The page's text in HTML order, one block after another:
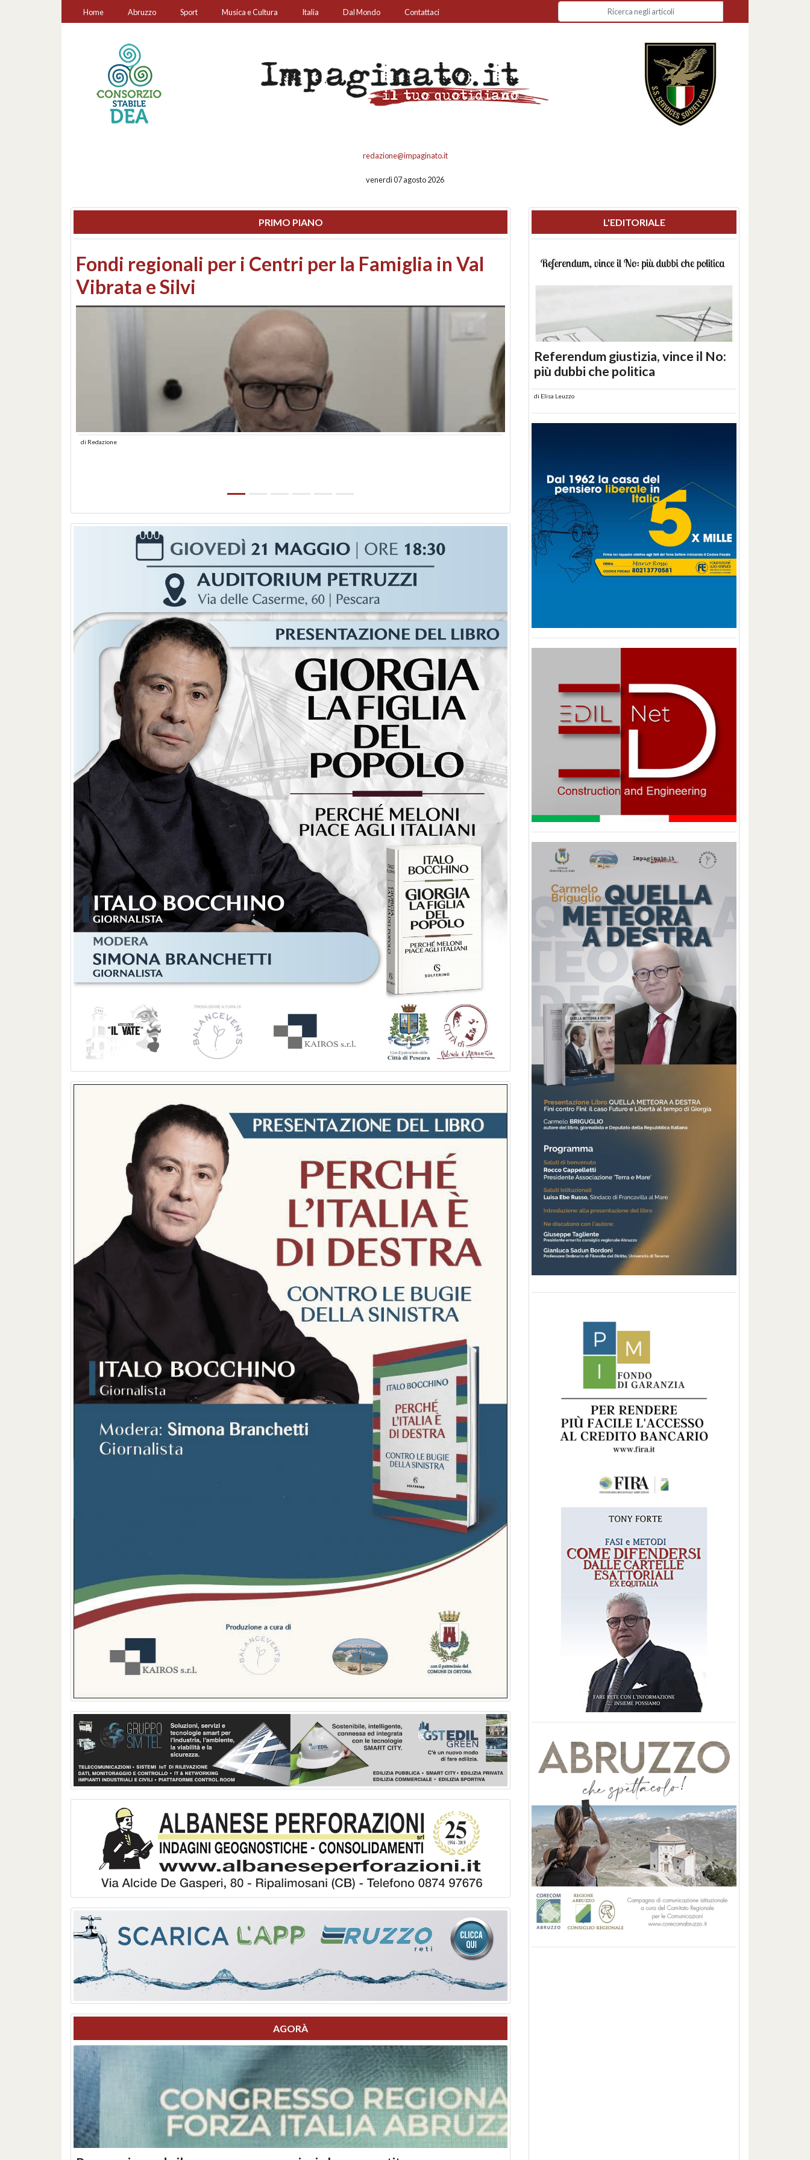
Home Abruzzo Sport Musica e Cultura Italia Dal Mondo Contattaci
redazione@impaginato.it
venerdì 07 agosto 2026
PRIMO PIANO
Montesilvano, sequestrato un chiosco sul
lungomare: contestati abusi edilizi e occupazione
abusiva
AGORÀ
L'EDITORIALE
Referendum giustizia, vince il No:
più dubbi che politica
di Elisa Leuzzo